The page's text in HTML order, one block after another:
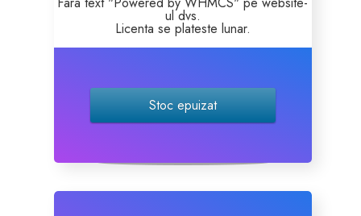
Certificate SSL
Servicii e-mail
Protecție site
ul dvs.
Licenta se plateste lunar.
Stoc epuizat